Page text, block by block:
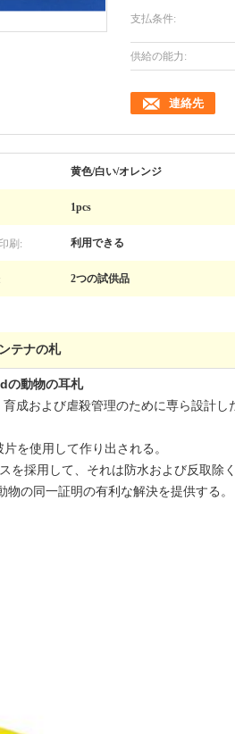
支払条件:
供給の能力:
連絡先
黄色/白い/オレンジ
1pcs
刷: 利用できる
2つの試供品
テナの札
の動物の耳札
成および虐殺管理のために専ら設計し
を使用して作り出される。
採用して、それは防水および反取除く
の同一証明の有利な解決を提供する。